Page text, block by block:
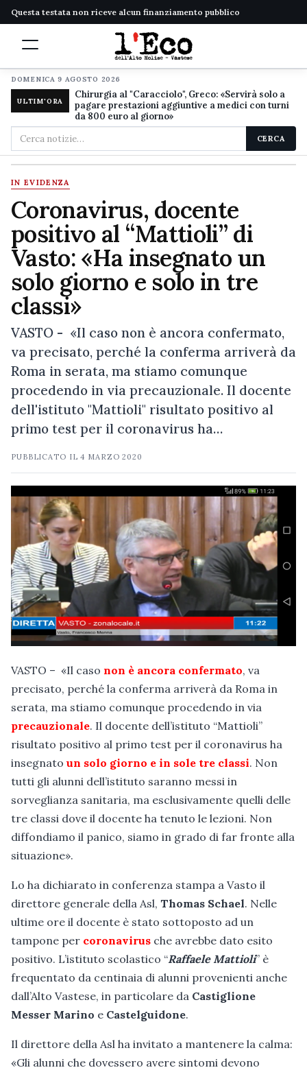
Questa testata non riceve alcun finanziamento pubblico
DOMENICA 9 AGOSTO 2026
ULTIM'ORA
Chirurgia al "Caracciolo", Greco: «Servirà solo a
pagare prestazioni aggiuntive a medici con turni
da 800 euro al giorno»
Cerca
nel
sito
CERCA
IN EVIDENZA
Coronavirus, docente
positivo al “Mattioli” di
Vasto: «Ha insegnato un
solo giorno e solo in tre
classi»
VASTO - «Il caso non è ancora confermato,
va precisato, perché la conferma arriverà da
Roma in serata, ma stiamo comunque
procedendo in via precauzionale. Il docente
dell'istituto "Mattioli" risultato positivo al
primo test per il coronavirus ha…
PUBBLICATO IL4 MARZO 2020
VASTO – «Il caso non è ancora confermato, va
precisato, perché la conferma arriverà da Roma in
serata, ma stiamo comunque procedendo in via
precauzionale. Il docente dell’istituto “Mattioli”
risultato positivo al primo test per il coronavirus ha
insegnatoun solo giorno e in sole tre classi. Non
tutti gli alunni dell’istituto saranno messi in
sorveglianza sanitaria, ma esclusivamente quelli delle
tre classi dove il docente ha tenuto le lezioni. Non
diffondiamo il panico, siamo in grado di far fronte alla
situazione».
Lo ha dichiarato in conferenza stampa a Vasto il
direttore generale della Asl, Thomas Schael. Nelle
ultime ore il docente è stato sottoposto ad un
tampone per coronavirus che avrebbe dato esito
positivo. L’istituto scolastico “Raffaele Mattioli” è
frequentato da centinaia di alunni provenienti anche
dall’Alto Vastese, in particolare da Castiglione
Messer Marino e Castelguidone.
Il direttore della Asl ha invitato a mantenere la calma:
«Gli alunni che dovessero avere sintomi devono